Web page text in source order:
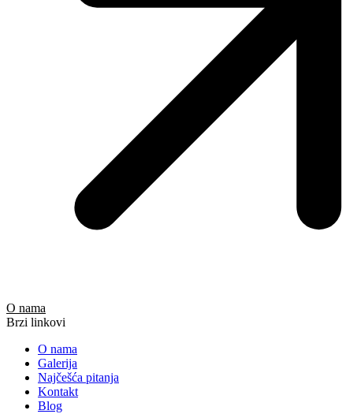
O nama
Brzi linkovi
O nama
Galerija
Najčešća pitanja
Kontakt
Blog